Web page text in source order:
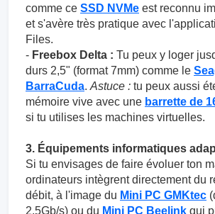
comme ce SSD NVMe est reconnu
et s'avère très pratique avec
Files.
- Freebox Delta : Tu peux y loger
durs 2,5" (format 7mm) comme le
BarraCuda. Astuce : tu peux aussi
mémoire vive avec une barrette de
si tu utilises les machines virtuelles.
3. Équipements informatiques
Si tu envisages de faire évoluer ton
ordinateurs intègrent directement du
débit, à l'image du Mini PC GMKtec
2,5Gb/s) ou du Mini PC Beelink qui